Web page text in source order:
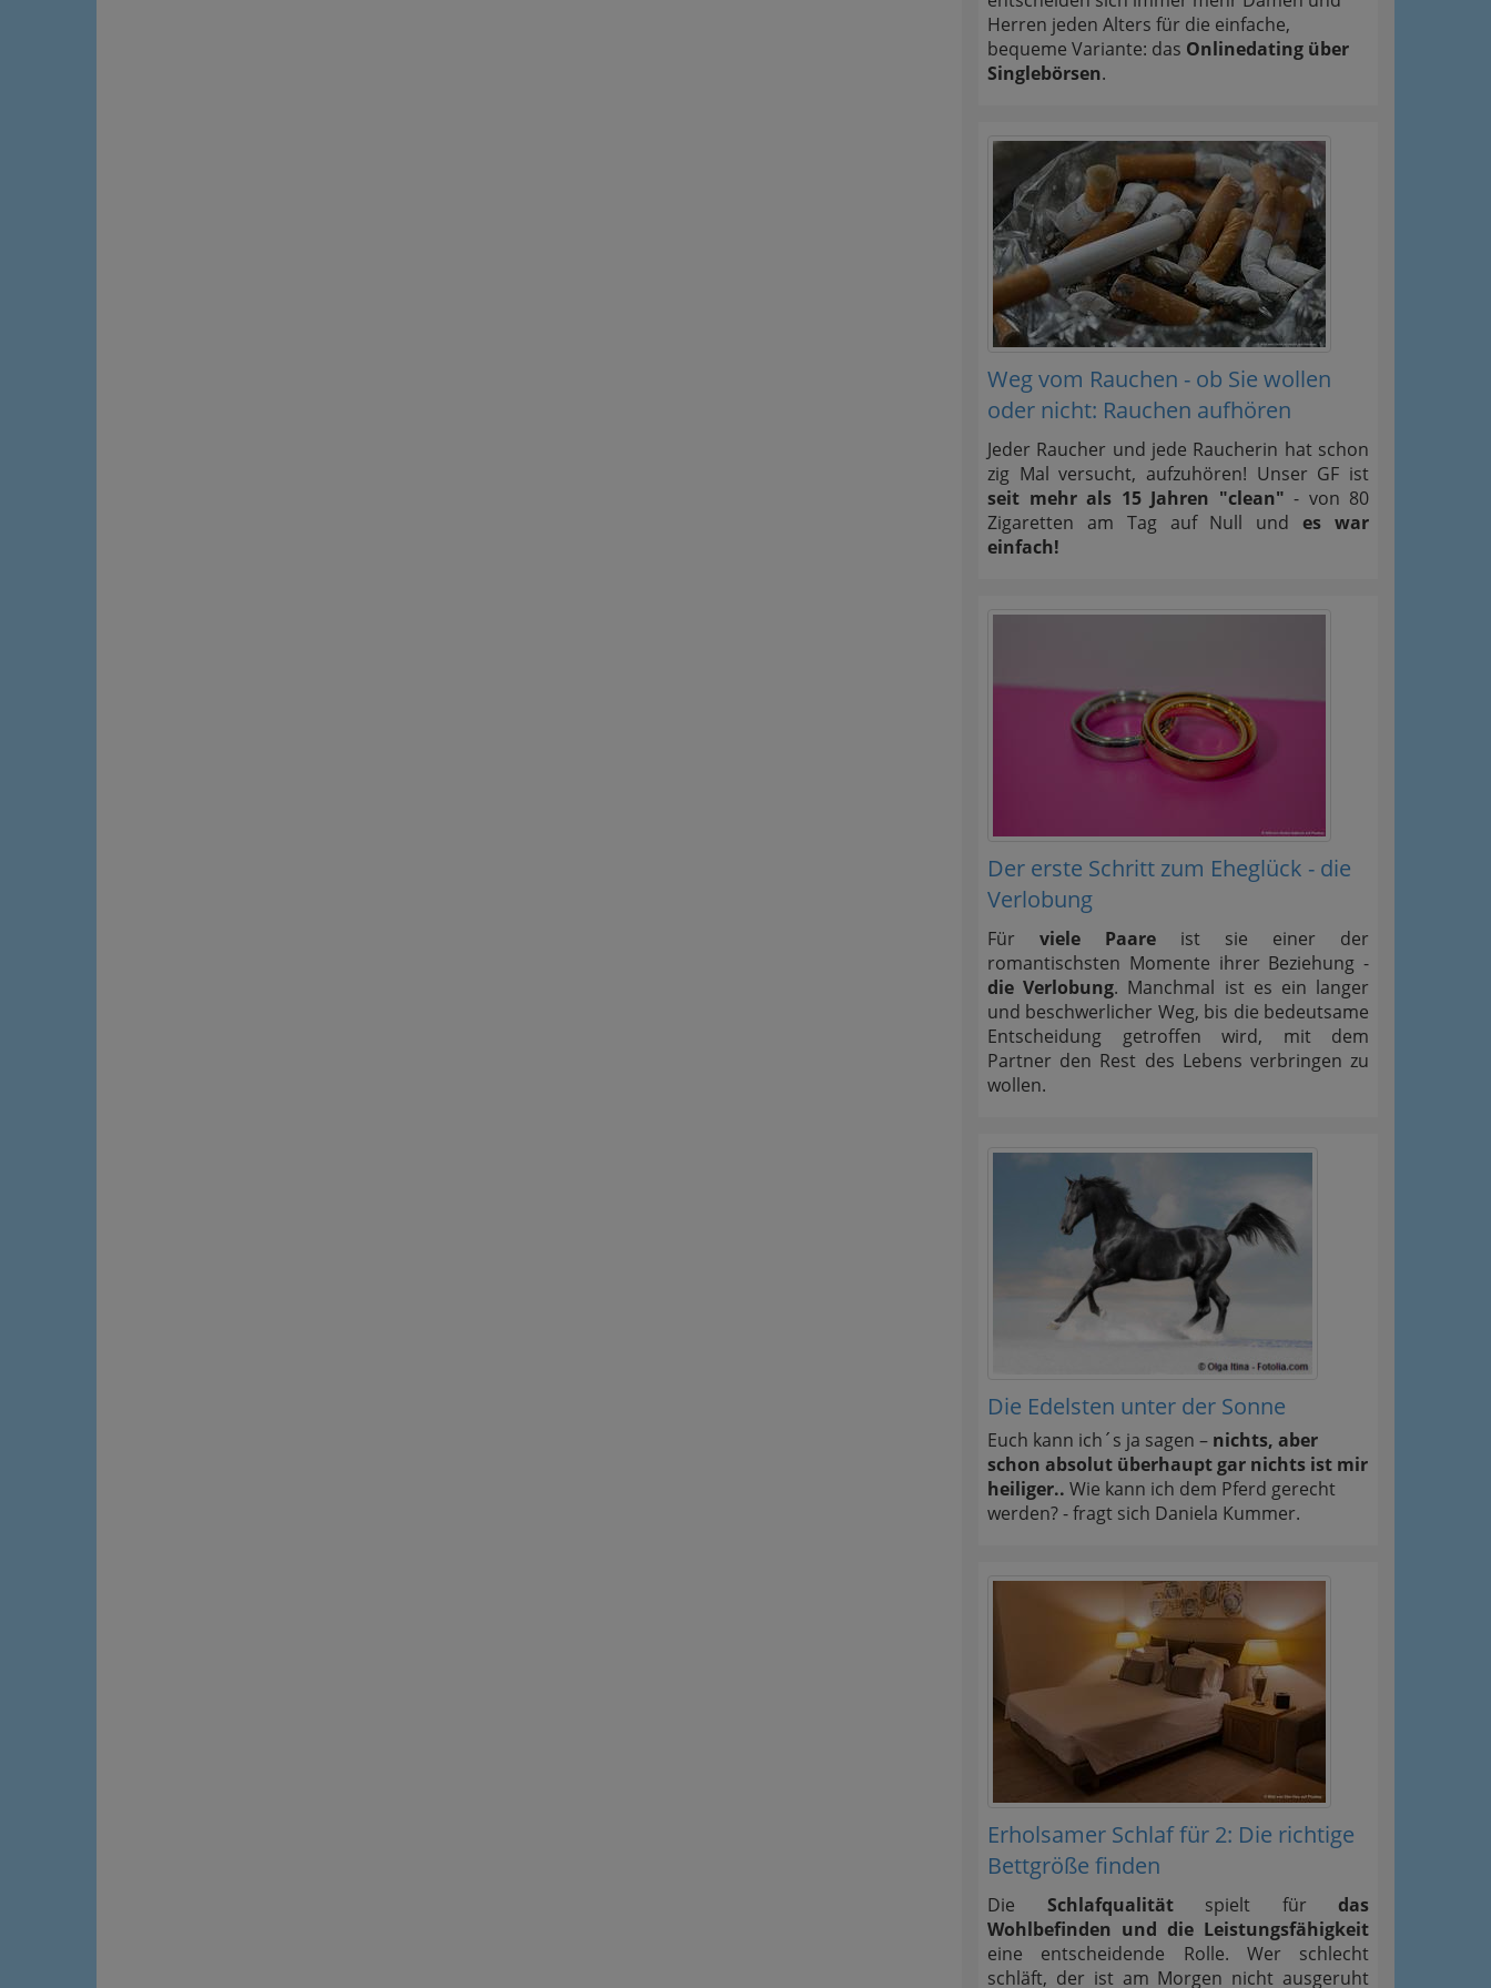
Herren jeden Alters für die einfache,
bequeme Variante: das Onlinedating über
Singlebörsen.
Weg vom Rauchen - ob Sie wollen
oder nicht: Rauchen aufhören
Jeder Raucher und jede Raucherin hat schon
zig Mal versucht, aufzuhören! Unser GF ist
seit mehr als 15 Jahren "clean" - von 80
Zigaretten am Tag auf Null undes war
einfach!
Der erste Schritt zum Eheglück - die
Verlobung
Für viele Paare ist sie einer der
romantischsten Momente ihrer Beziehung -
die Verlobung. Manchmal ist es ein langer
und beschwerlicher Weg, bis die bedeutsame
Entscheidung getroffen wird, mit dem
Partner den Rest des Lebens verbringen zu
wollen.
Die Edelsten unter der Sonne
Euch kann ich´s ja sagen – nichts, aber
schon absolut überhaupt gar nichts ist mir
heiliger.. Wie kann ich dem Pferd gerecht
werden? - fragt sich Daniela Kummer.
Erholsamer Schlaf für 2: Die richtige
Bettgröße finden
Die Schlafqualitätspielt für das
Wohlbefinden und die Leistungsfähigkeit
eine entscheidende Rolle. Wer schlecht
schläft, der ist am Morgen nicht ausgeruht